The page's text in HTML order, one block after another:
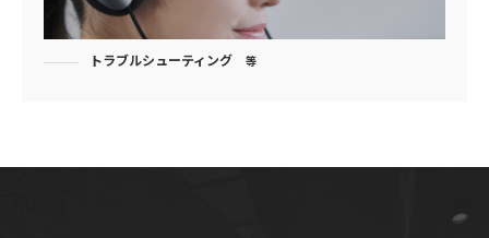
トラブルシューティング 等